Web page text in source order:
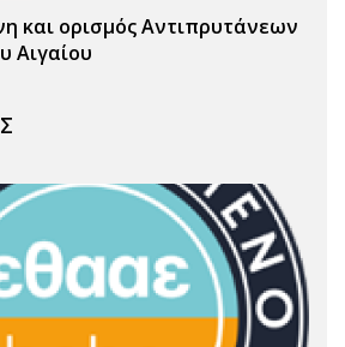
και ορισμός Αντιπρυτάνεων
Αιγαίου